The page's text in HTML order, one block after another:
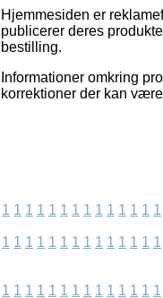
Hjemmesiden er
publicerer deres
bestilling.
Informationer omkring
korrektioner der kan
1 1 1 1 1 1 1 1 1 1 1 1 1 1
1 1 1 1 1 1 1 1 1 1 1 1 1 1
1 1 1 1 1 1 1 1 1 1 1 1 1 1